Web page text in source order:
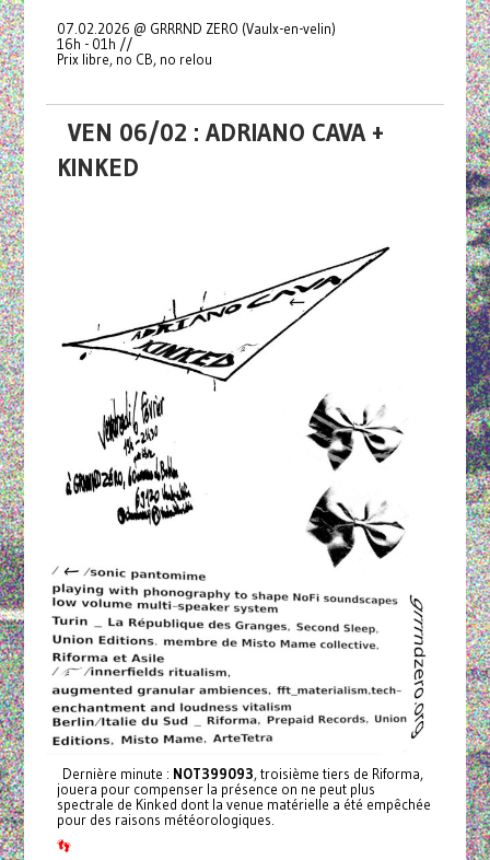
07.02.2026 @ GRRRND ZERO (Vaulx-en-velin)
16h - 01h //
Prix libre, no CB, no relou
VEN 06/02 : ADRIANO CAVA +
KINKED
Dernière minute : NOT399093, troisième tiers de Riforma,
jouera pour compenser la présence on ne peut plus
spectrale de Kinked dont la venue matérielle a été empêchée
pour des raisons météorologiques.
👣